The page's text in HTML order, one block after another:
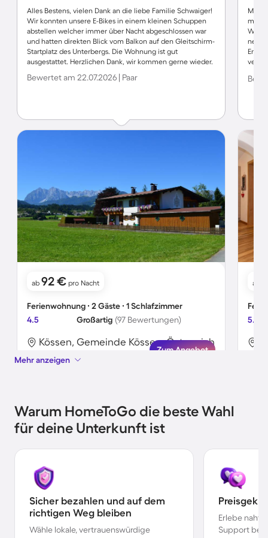
Alles Bestens, vielen Dank an die liebe Familie Schwaiger!
Wir konnten unsere E-Bikes in einem kleinen Schuppen
abstellen welcher immer über Nacht abgeschlossen war
und hatten direkten Blick vom Balkon auf den Gleitschirm-
Startplatz des Unterbergs. Die Wohnung ist gut
ausgestattet. Herzlichen Dank, wir kommen gerne wieder.
Bewertet am 22.07.2026 | Paar
ab 92 € pro Nacht
Ferienwohnung ∙ 2 Gäste ∙ 1 Schlafzimmer
4.5
Großartig (97 Bewertungen)
Kössen, Gemeinde Kössen, Österreich
Zum Angebot
mit
nette
ab
5.0
Mehr anzeigen
Warum HomeToGo die beste Wahl
für deine Unterkunft ist
Sicher bezahlen und auf dem
richtigen Weg bleiben
Wähle lokale, vertrauenswürdige
Erlebe
Support bei